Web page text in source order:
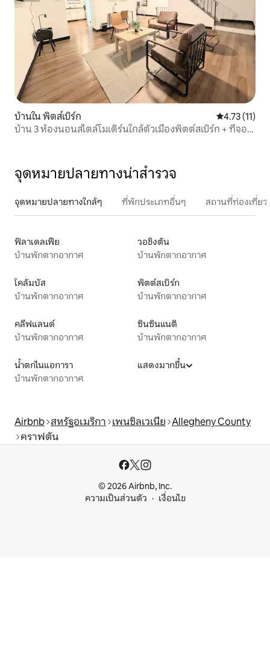
บ้านใน พิตส์เบิร์ก คะแนนเฉลี่ย
4.73 (11)
บ้าน 3 ห้องนอนสไตล์โมเดิร์นใกล้ตัวเมืองพิตต์สเบิร์ก + ที่จอด
จุดหมายปลายทางน่าสำรวจ
จุดหมายปลายทางใกล้ๆ ที่พักประเภทอื่นๆ สถานที่ท่องเที่ย
ฟิลาเดลเฟีย
บ้านพักตากอากาศ
วอชิงตัน
บ้านพักตากอากาศ
โคลัมบัส
บ้านพักตากอากาศ
พิตต์สเบิร์ก
บ้านพักตากอากาศ
คลีฟแลนด์
บ้านพักตากอากาศ
ซินซินแนติ
บ้านพักตากอากาศ
น้ำตกไนแอการา
บ้านพักตากอากาศ
แสดงมากขึ้น
Airbnb สหรัฐอเมริกา เพนซิลเวเนีย Allegheny County
คราฟตัน
© 2026 Airbnb, Inc.
ความเป็นส่วนตัว
เงื่อนไข